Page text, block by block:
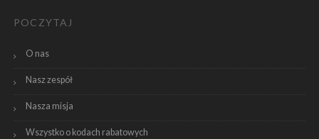
POCZYTAJ
O nas
Nasz zespół
Nasza misja
Wszystko o kodach rabatowych